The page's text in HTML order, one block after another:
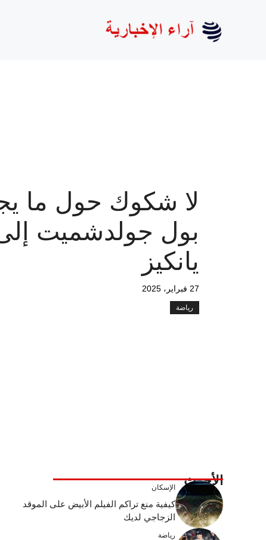
لا شكوك حول ما
بول جولدشميت
يانكيز
27 فبراير، 2025
رياضة
الأحدث الإسكان
كيفية منع تراكم الفيلم الأبيض على الموقد
الزجاجي لديك
رياضة